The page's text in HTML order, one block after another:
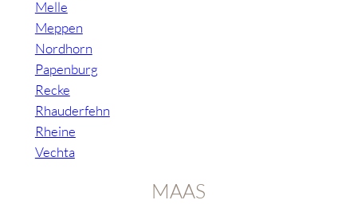
Melle
Meppen
Nordhorn
Papenburg
Recke
Rhauderfehn
Rheine
Vechta
MAAS